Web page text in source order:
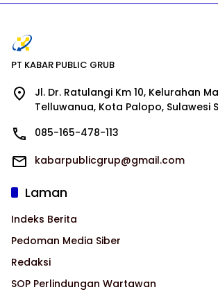
PT KABAR PUBLIC GRUB
Jl. Dr. Ratulangi Km 10, Kelurahan
Telluwanua, Kota Palopo, Sulawesi
085-165-478-113
kabarpublicgrup@gmail.com
Laman
Indeks Berita
Pedoman Media Siber
Redaksi
SOP Perlindungan Wartawan